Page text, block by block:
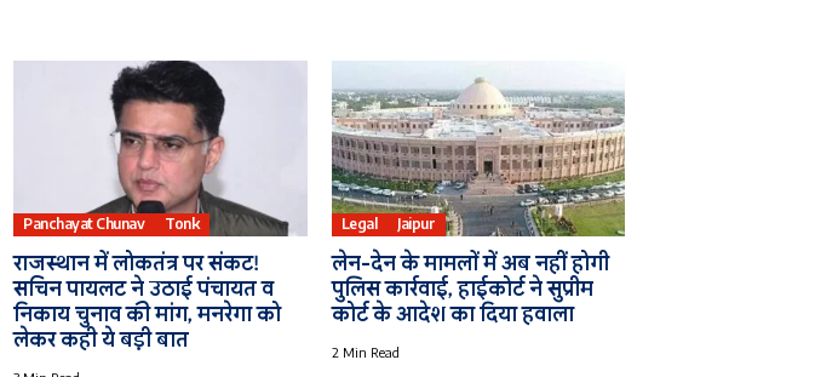
Panchayat Chunav Tonk
राजस्थान में लोकतंत्र पर संकट!
सचिन पायलट ने उठाई पंचायत व
निकाय चुनाव की मांग, मनरेगा को
लेकर कही ये बड़ी बात
Legal Jaipur
लेन-देन के मामलों में अब नहीं होगी
पुलिस कार्रवाई, हाईकोर्ट ने सुप्रीम
कोर्ट के आदेश का दिया हवाला
2 Min Read